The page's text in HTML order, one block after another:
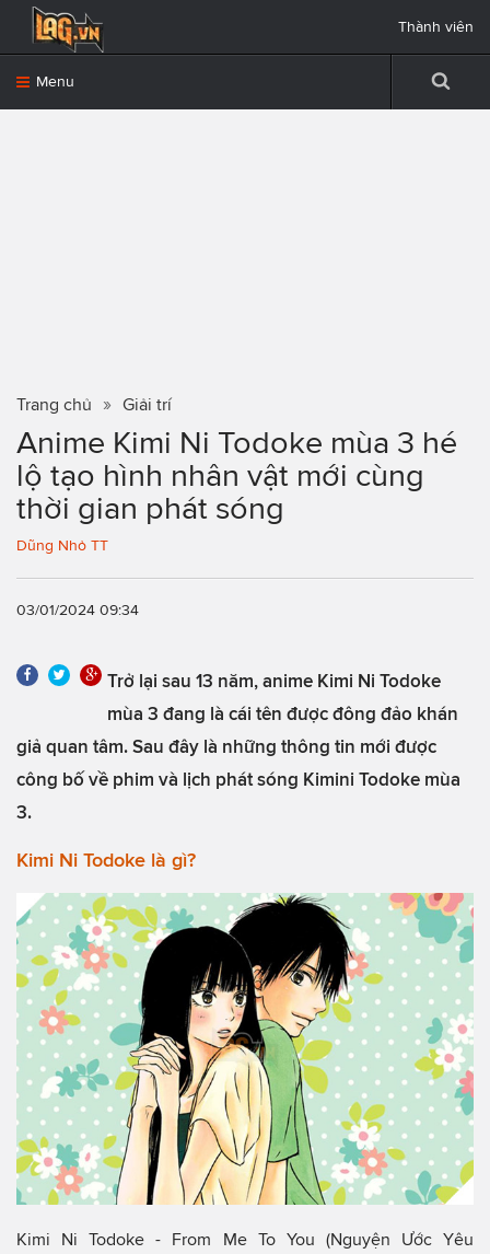
Menu
Thành viên
Trang chủ Giải trí
Anime Kimi Ni Todoke mùa 3 hé
lộ tạo hình nhân vật mới cùng
thời gian phát sóng
Dũng Nhỏ TT
03/01/2024 09:34
Trở lại sau 13 năm, anime Kimi Ni Todoke
mùa 3 đang là cái tên được đông đảo khán
giả quan tâm. Sau đây là những thông tin mới được
công bố về phim và lịch phát sóng Kimini Todoke mùa
3.
Kimi Ni Todoke là gì?
Kimi Ni Todoke - From Me To You (Nguyện Ước Yêu